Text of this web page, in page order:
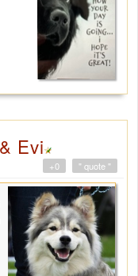
Evi
" quote "
+0